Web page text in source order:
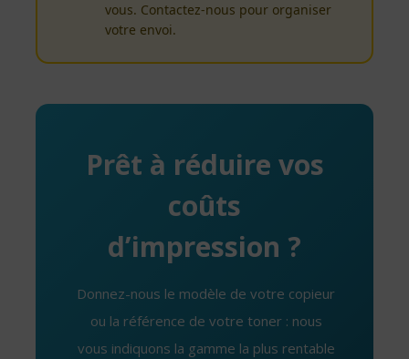
vous. Contactez-nous pour organiser
votre envoi.
Prêt à réduire vos
coûts
d’impression ?
Donnez-nous le modèle de votre copieur
ou la référence de votre toner : nous
vous indiquons la gamme la plus rentable